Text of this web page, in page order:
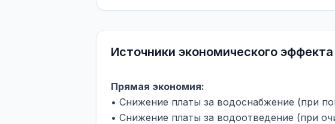
Источники экономического эффекта
Прямая экономия:
• Снижение платы за водоснабжение (при
• Снижение платы за водоотведение (при